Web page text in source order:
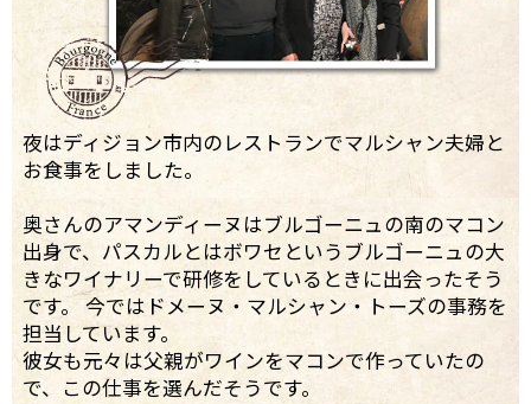
夜はディジョン市内のレストランでマルシャン夫婦と
お食事をしました。
奥さんのアマンディーヌはブルゴーニュの南のマコン
出身で、パスカルとはボワセというブルゴーニュの大
きなワイナリーで研修をしているときに出会ったそう
です。 今ではドメーヌ・マルシャン・トーズの事務を
担当しています。
彼女も元々は父親がワインをマコンで作っていたの
で、この仕事を選んだそうです。